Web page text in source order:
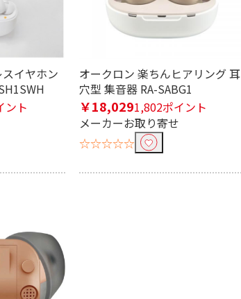
イヤホン
ント
オークロン 楽ちんヒアリング 耳
穴型 集音器 RA-SABG1
￥18,0291,802ポイント
メーカーお取り寄せ
☆☆☆☆☆